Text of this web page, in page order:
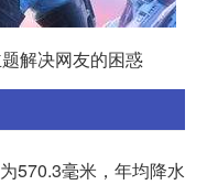
解决网友的困惑
570.3毫米，年均降水